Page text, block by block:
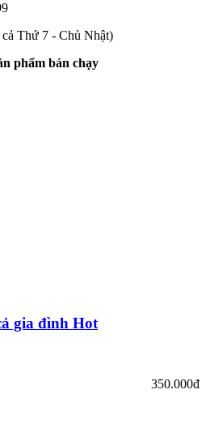
Thứ 7 - Chủ Nhật)
phẩm bán chạy
gia đình Hot
350.000đ